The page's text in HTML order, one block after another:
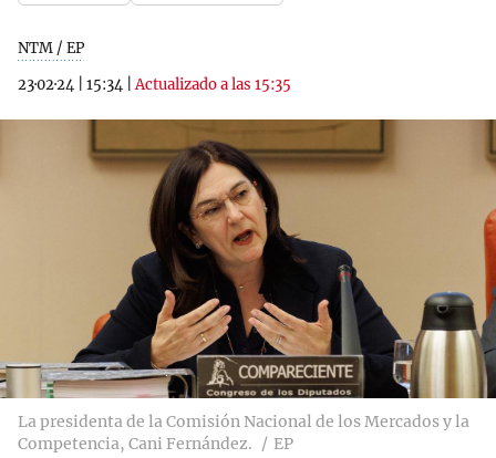
NTM / EP
23·02·24
15:34 |Actualizado a las 15:35
La presidenta de la Comisión Nacional de los Mercados y la
Competencia, Cani Fernández.
EP